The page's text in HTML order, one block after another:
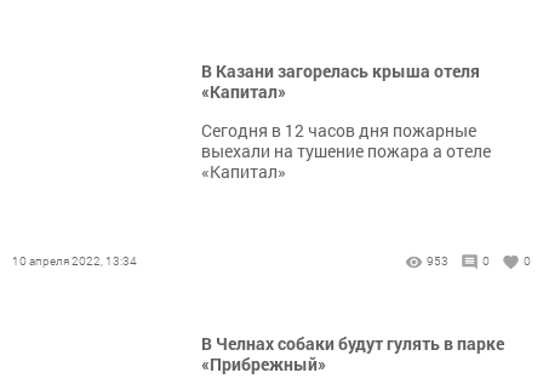
В Казани загорелась крыша отеля
«Капитал»
Сегодня в 12 часов дня пожарные
выехали на тушение пожара а отеле
«Капитал»
10 апреля 2022, 13:34 953 0 0
В Челнах собаки будут гулять в парке
«Прибрежный»